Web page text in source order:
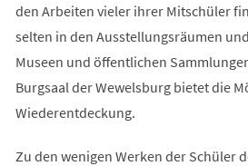
den Arbeiten vieler ihrer Mitschüler
selten in den Ausstellungsräumen
Museen und öffentlichen
Burgsaal der Wewelsburg bietet die
Wiederentdeckung.
Zu den wenigen Werken der Schüler